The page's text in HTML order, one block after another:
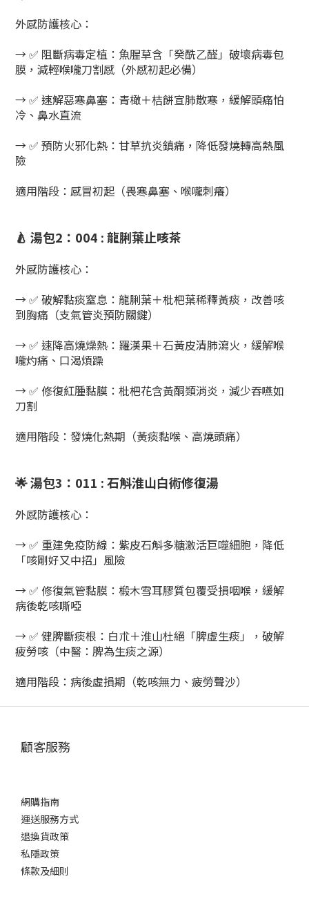
​外感防護核心​：
→ ✅ ​阻斷病毒定植​：魚腥草含「癸酰乙醛」破壞病毒包
膜，減輕喉嚨刀割感（外感初起必備）
→ ✅ ​速解惡寒鼻塞​：青橄＋桔餅宣肺散寒，緩解頭痛怕
冷、鼻水直流
→ ✅ ​預防火邪化熱​：甘草抗炎鎮痛，降低發燒轉高熱風
險
​適用階段​：感冒初起（畏寒鼻塞、喉嚨刺癢）
🍐 ​湯包2：004 : 龍脷葉止咳茶
​外感防護核心​：
→ ✅ ​破解黏痰窒息​：龍脷葉＋枇杷葉稀釋黃痰，改善咳
到胸痛（支氣管炎預防關鍵）
→ ✅ ​速降高燒燥熱​：羅漢果＋石黃皮清肺瀉火，緩解喉
嚨灼痛、口渴煩躁
→ ✅ ​修復紅腫黏膜​：枇杷花含黃酮類消炎，減少吞嚥如
刀割
​適用階段​：發燒化熱期（黃痰黏喉、高燒頭痛）
🌟 ​湯包3：011 : 石斛淮山白術修復湯​
​外感防護核心​：
→ ✅ ​重建免疫防線​：紫皮石斛多糖激活巨噬細胞，降低
「咳剛好又中招」風險
→ ✅ ​修復氣管黏膜​：椴木雪耳膠質包覆受損咽喉，緩解
病後乾咳嘶啞
→ ✅ ​健脾斷痰根​：白朮＋淮山杜絕「脾虛生痰」，破解
疲勞咳（中醫：脾為生痰之源）
​適用階段​：病後虛損期（乾咳無力、疲勞聲沙）
顧客服務
網購指南
運送服務方式
退換貨政策
私隱政策
條款及細則